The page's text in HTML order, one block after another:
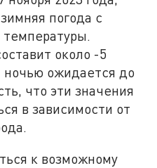
погода с
около -5
ночью ожидается до
что эти значения
в зависимости от
к возможному